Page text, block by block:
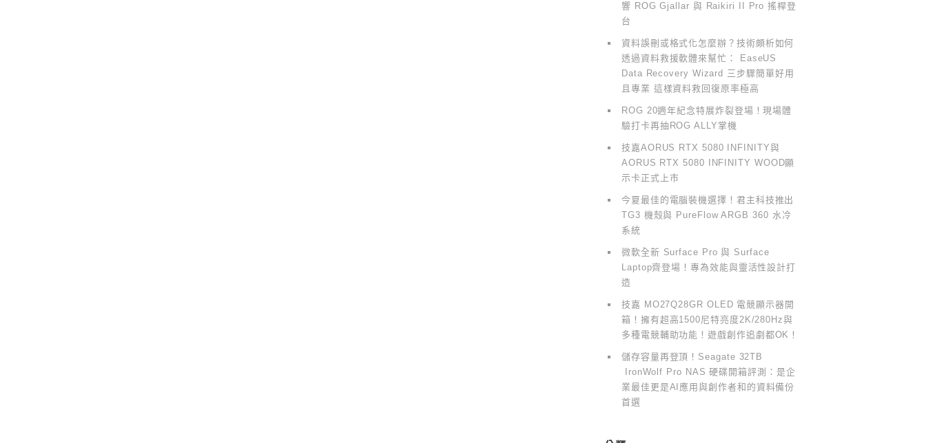
響 ROG Gjallar 與 Raikiri II Pro 搖桿登
台
資料誤刪或格式化怎麼辦？技術頗析如何
透過資料救援軟體來幫忙： EaseUS
Data Recovery Wizard 三步驟簡單好用
且專業 這樣資料救回復原率極高
ROG 20週年紀念特展炸裂登場！現場體
驗打卡再抽ROG ALLY掌機
技嘉AORUS RTX 5080 INFINITY與
AORUS RTX 5080 INFINITY WOOD顯
示卡正式上市
今夏最佳的電腦裝機選擇！君主科技推出
TG3 機殼與 PureFlow ARGB 360 水冷
系統
微軟全新 Surface Pro 與 Surface
Laptop齊登場！專為效能與靈活性設計打
造
技嘉 MO27Q28GR OLED 電競顯示器開
箱！擁有超高1500尼特亮度2K/280Hz與
多種電競輔助功能！遊戲創作追劇都OK！
儲存容量再登頂！Seagate 32TB
IronWolf Pro NAS 硬碟開箱評測：是企
業最佳更是AI應用與創作者和的資料備份
首選